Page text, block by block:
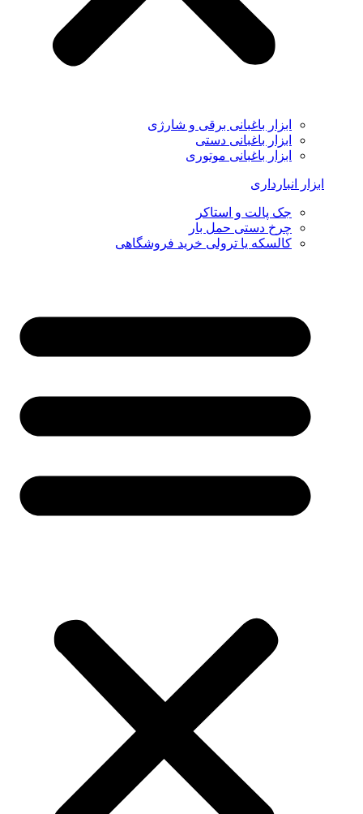
ابزار باغبانی برقی و شارژی
ابزار باغبانی دستی
ابزار باغبانی موتوری
ابزار انبارداری
جک پالت و استاکر
چرخ دستی حمل بار
کالسکه یا ترولی خرید فروشگاهی